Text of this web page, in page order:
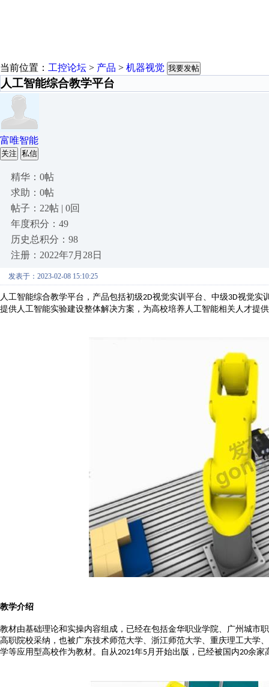
当前位置： 工控论坛 > 产品 > 机器视觉 我要发帖
人工智能综合教学平台
富唯智能
关注 私信
精华：0帖
求助：0帖
帖子：22帖 | 0回
年度积分：49
历史总积分：98
注册：2022年7月28日
发表于：2023-02-08 15:10:25
人工智能综合教学平台，产品包括初级2D视觉实训平台、中级3D视觉实
提供人工智能实验建设整体解决方案，为高校培养人工智能相关人才提
教学介绍
教材由基础理论和实操内容组成，已经在包括金华职业学院、广州城市
高职院校采纳，也被广东技术师范大学、浙江师范大学、重庆理工大学
学等应用型高校作为教材。自从2021年5月开始出版，已经被国内20余家